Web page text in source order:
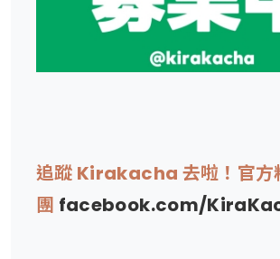
追蹤 Kirakacha 去啦！官方
團 facebook.com/